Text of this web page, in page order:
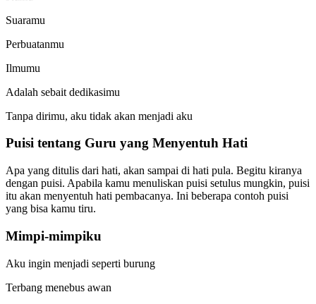
Suaramu
Perbuatanmu
Ilmumu
Adalah sebait dedikasimu
Tanpa dirimu, aku tidak akan menjadi aku
Puisi tentang Guru yang Menyentuh Hati
Apa yang ditulis dari hati, akan sampai di hati pula. Begitu kiranya
dengan puisi. Apabila kamu menuliskan puisi setulus mungkin, puisi
itu akan menyentuh hati pembacanya. Ini beberapa contoh puisi
yang bisa kamu tiru.
Mimpi-mimpiku
Aku ingin menjadi seperti burung
Terbang menebus awan